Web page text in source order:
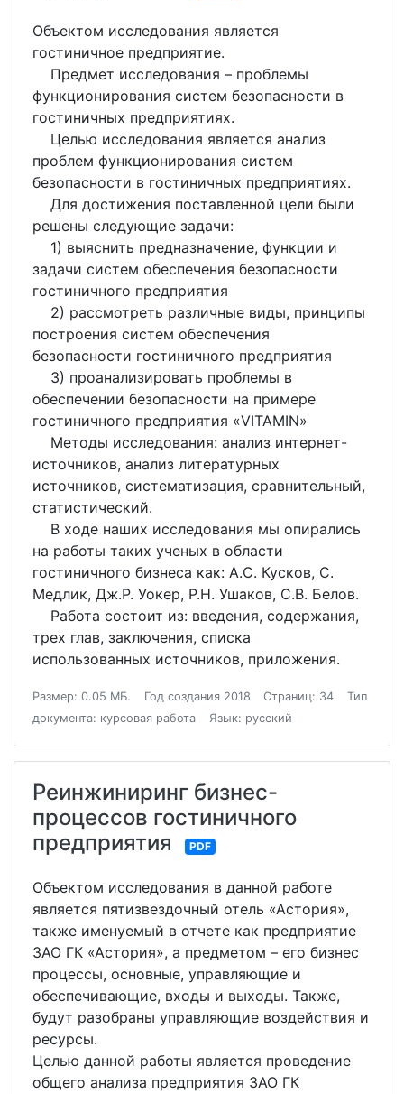
Объектом исследования является
гостиничное предприятие.
Предмет исследования – проблемы
функционирования систем безопасности в
гостиничных предприятиях.
Целью исследования является анализ
проблем функционирования систем
безопасности в гостиничных предприятиях.
Для достижения поставленной цели были
решены следующие задачи:
1) выяснить предназначение, функции и
задачи систем обеспечения безопасности
гостиничного предприятия
2) рассмотреть различные виды, принципы
построения систем обеспечения
безопасности гостиничного предприятия
3) проанализировать проблемы в
обеспечении безопасности на примере
гостиничного предприятия «VITAMIN»
Методы исследования: анализ интернет-
источников, анализ литературных
источников, систематизация, сравнительный,
статистический.
В ходе наших исследования мы опирались
на работы таких ученых в области
гостиничного бизнеса как: А.С. Кусков, С.
Медлик, Дж.Р. Уокер, Р.Н. Ушаков, С.В. Белов.
Работа состоит из: введения, содержания,
трех глав, заключения, списка
использованных источников, приложения.
Размер: 0.05 МБ. Год создания 2018 Страниц: 34
Тип
документа: курсовая работа
Язык: русский
Реинжиниринг бизнес-
процессов гостиничного
предприятия
PDF
Объектом исследования в данной работе
является пятизвездочный отель «Астория»,
также именуемый в отчете как предприятие
ЗАО ГК «Астория», а предметом – его бизнес
процессы, основные, управляющие и
обеспечивающие, входы и выходы. Также,
будут разобраны управляющие воздействия и
ресурсы.
Целью данной работы является проведение
общего анализа предприятия ЗАО ГК